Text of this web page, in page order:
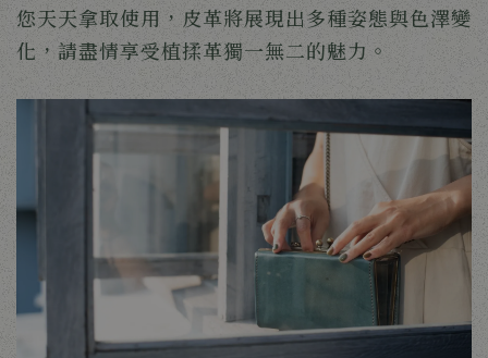
您天天拿取使用，皮革將展現出多種姿態與色澤變
化，請盡情享受植揉革獨一無二的魅力。